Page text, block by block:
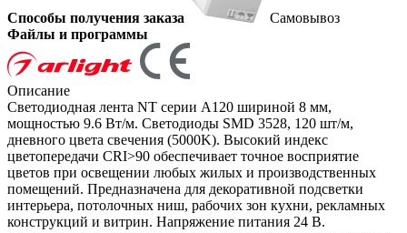
Способы получения заказа
Самовывоз
Файлы и программы
Описание
Светодиодная лента NT серии A120 шириной 8 мм,
мощностью 9.6 Вт/м. Светодиоды SMD 3528, 120 шт/м,
дневного цвета свечения (5000K). Высокий индекс
цветопередачи CRI>90 обеспечивает точное восприятие
цветов при освещении любых жилых и производственных
помещений. Предназначена для декоративной подсветки
интерьера, потолочных ниш, рабочих зон кухни, рекламных
конструкций и витрин. Напряжение питания 24 В.